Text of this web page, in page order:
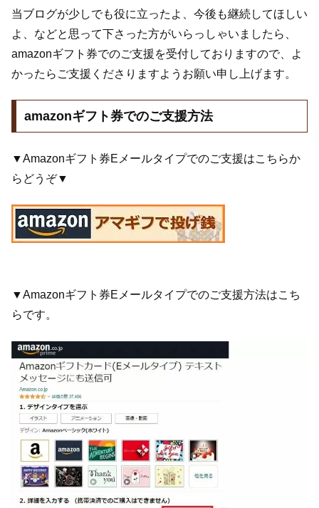
当ブログが少しでも役に立ったよ、今後も継続してほしい
よ、などと思って下さった方がいらっしゃいましたら、
amazonギフト券でのご支援を受付しておりますので、よ
かったらご支援くださりますようお願い申し上げます。
amazonギフト券でのご支援方法
▼Amazonギフト券Eメールタイプでのご支援はこちらか
らどうぞ▼
▼Amazonギフト券Eメールタイプでのご支援方法はこち
らです。